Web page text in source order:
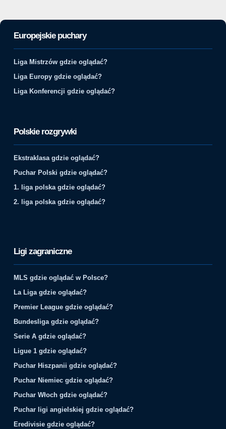
Europejskie puchary
Liga Mistrzów gdzie oglądać?
Liga Europy gdzie oglądać?
Liga Konferencji gdzie oglądać?
Polskie rozgrywki
Ekstraklasa gdzie oglądać?
Puchar Polski gdzie oglądać?
1. liga polska gdzie oglądać?
2. liga polska gdzie oglądać?
Ligi zagraniczne
MLS gdzie oglądać w Polsce?
La Liga gdzie oglądać?
Premier League gdzie oglądać?
Bundesliga gdzie oglądać?
Serie A gdzie oglądać?
Ligue 1 gdzie oglądać?
Puchar Hiszpanii gdzie oglądać?
Puchar Niemiec gdzie oglądać?
Puchar Włoch gdzie oglądać?
Puchar ligi angielskiej gdzie oglądać?
Eredivisie gdzie oglądać?